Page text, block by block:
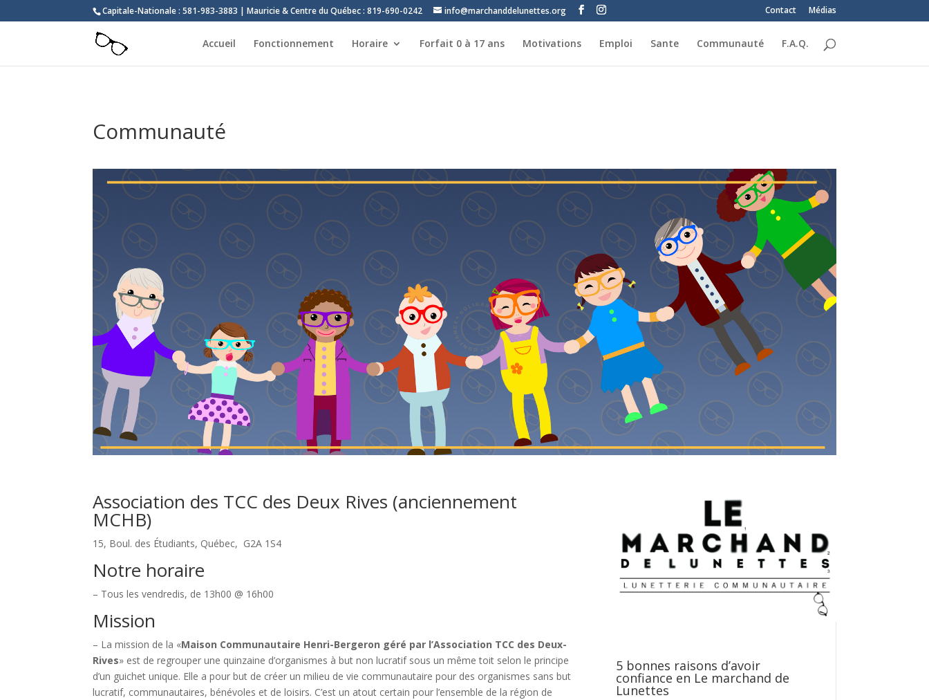
Capitale-Nationale : 581-983-3883 | Mauricie & Centre du Québec : 819-690-0242 info@marchanddelunettes.org Contact Médias
Accueil Fonctionnement Horaire Forfait 0 à 17 ans Motivations Emploi Sante Communauté F.A.Q.
Communauté
Association des TCC des Deux Rives (anciennement
MCHB)
15, Boul. des Étudiants, Québec, G2A 1S4
Notre horaire
– Tous les vendredis, de 13h00 @ 16h00
Mission
– La mission de la «Maison Communautaire Henri-Bergeron géré par l’Association TCC des Deux-
Rives» est de regrouper une quinzaine d’organismes à but non lucratif sous un même toit selon le principe
d’un guichet unique. Elle a pour but de créer un milieu de vie communautaire pour des organismes sans but
lucratif, communautaires, bénévoles et de loisirs. C’est un atout certain pour l’ensemble de la région de
5 bonnes raisons d’avoir
confiance en Le marchand de
Lunettes